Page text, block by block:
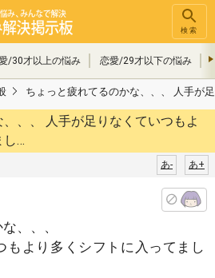
検索
/30才以上の悩み 恋愛/29才以下の悩み
ちょっと疲れてるのかな、、、 人手が
、、 人手が足りなくていつもよ
し…
あ+
あ-
、、、
もより多くシフトに入ってまし